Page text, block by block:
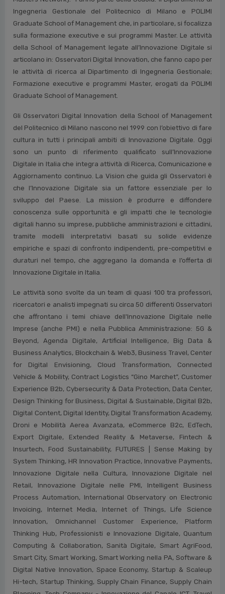
MBA. In particolare nel 2023 l’International Flex EMBA si
posiziona 10° al mondo nel Financial Times Online MBA Ranking.
La Scuola è presente anche nei QS World University Rankings e
nel Bloomberg Businessweek Ranking. La Scuola è membro di
PRME (Principles for Responsible Management Education),
Cladea (Latin American Council of Management Schools) e di
QTEM (Quantitative Techniques for Economics & Management
Masters Network). Fanno parte della Scuola: il Dipartimento di
Ingegneria Gestionale del Politecnico di Milano e POLIMI
Graduate School of Management che, in particolare, si focalizza
sulla formazione executive e sui programmi Master. Le attività
della School of Management legate all’Innovazione Digitale si
articolano in: Osservatori Digital Innovation, che fanno capo per
le attività di ricerca al Dipartimento di Ingegneria Gestionale;
Formazione executive e programmi Master, erogati da POLIMI
Graduate School of Management.
Gli Osservatori Digital Innovation della School of Management
del Politecnico di Milano nascono nel 1999 con l’obiettivo di fare
cultura in tutti i principali ambiti di Innovazione Digitale. Oggi
sono un punto di riferimento qualificato sull’Innovazione
Digitale in Italia che integra attività di Ricerca, Comunicazione e
Aggiornamento continuo. La Vision che guida gli Osservatori è
che l’Innovazione Digitale sia un fattore essenziale per lo
sviluppo del Paese. La mission è produrre e diffondere
conoscenza sulle opportunità e gli impatti che le tecnologie
digitali hanno su imprese, pubbliche amministrazioni e cittadini,
tramite modelli interpretativi basati su solide evidenze
empiriche e spazi di confronto indipendenti, pre-competitivi e
duraturi nel tempo, che aggregano la domanda e l’offerta di
Innovazione Digitale in Italia.
Le attività sono svolte da un team di quasi 100 tra professori,
ricercatori e analisti impegnati su circa 50 differenti Osservatori
che affrontano i temi chiave dell'Innovazione Digitale nelle
Imprese (anche PMI) e nella Pubblica Amministrazione: 5G &
Business Analytics, Blockchain & Web3, Business Travel, Center
for Digital Envisioning, Cloud Transformation, Connected
Vehicle & Mobility, Contract Logistics “Gino Marchet”, Customer
Experience B2b, Cybersecurity & Data Protection, Data Center,
Design Thinking for Business, Digital & Sustainable, Digital B2b,
Digital Content, Digital Identity, Digital Transformation Academy,
Droni e Mobilità Aerea Avanzata, eCommerce B2c, EdTech,
Export Digitale, Extended Reality & Metaverse, Fintech &
Insurtech, Food Sustainability, FUTURES | Sense Making by
System Thinking, HR Innovation Practice, Innovative Payments,
Innovazione Digitale nella Cultura, Innovazione Digitale nel
Retail, Innovazione Digitale nelle PMI, Intelligent Business
Process Automation, International Observatory on Electronic